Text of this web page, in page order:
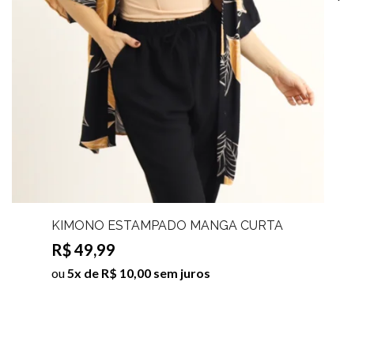
KIMONO ESTAMPADO MANGA CURTA
JENY
R$ 49,99
ou 5x de R$ 10,00 sem juros